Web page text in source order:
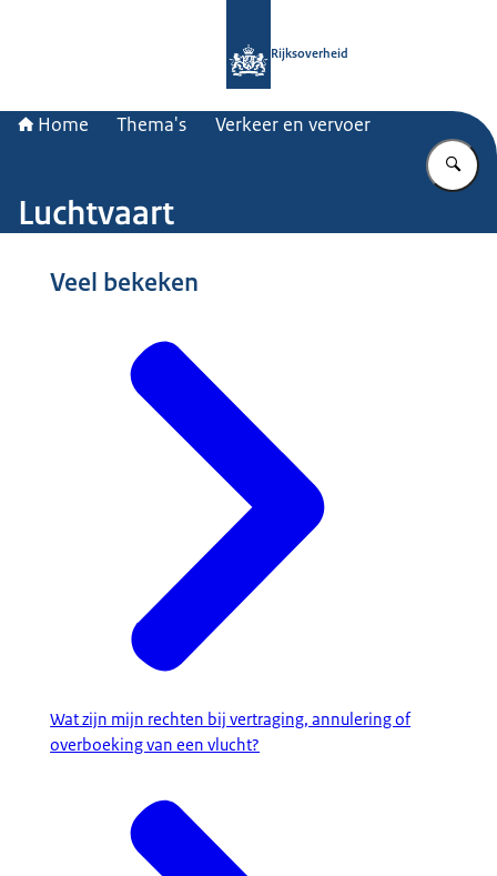
Rijksoverheid
Home Thema's Verkeer en vervoer
Luchtvaart
Veel bekeken
Wat zijn mijn rechten bij vertraging, annulering of
overboeking van een vlucht?